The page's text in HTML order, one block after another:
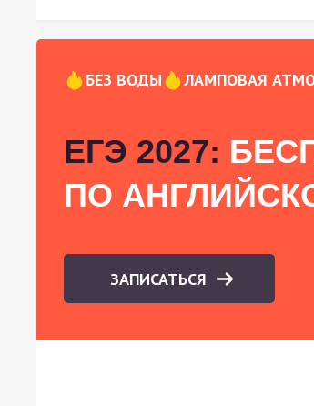
БЕЗ ВОДЫ ЛАМПОВАЯ
ЕГЭ 2027:
ПО
ЗАПИСАТЬСЯ